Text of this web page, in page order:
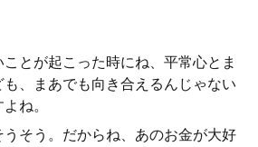
とが起こった時にね、平常心とま
、まあでも向き合えるんじゃない
ね。
そう。だからね、あのお金が大好